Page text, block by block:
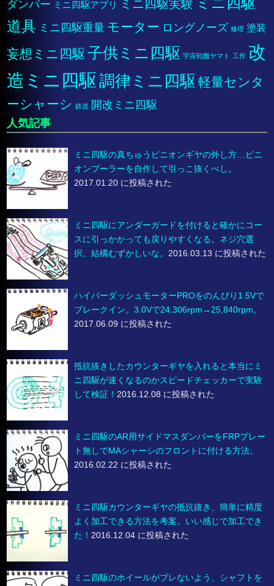
ダンパー ミニ四駆アプリ ミニ四駆実験
道具 ミニ四駆重量 モーター ロングノーズ 修理 塗装
妄想ミニ四駆 子供ミニ四駆 宇宙戦艦ヤマト 工作 改
造ミニ四駆調律ミニ四駆 軽量センタ
ーシャーシ
鉄道 開改ミニ四駆
人気記事
ミニ四駆の真ちゅうピニオンギヤの外し方…ピニ
オンプーラーを自作して引っこ抜くべし。
2017.01.20 に投稿された
ミニ四駆にアンダーガードを付けると確かにコー
スに引っかかっても戻りやすくなる。ネジ穴選
択、結構むずかしいな。 2016.03.13 に投稿された
ハイパーダッシュモーターPROをのんびり1.5Vで
ブレークイン。3.0Vで24,306rpm→25,840rpm。
2017.06.09 に投稿された
抵抗抜きしたカウンターギヤを入れると本当にミ
ニ四駆が速くなるのかスピードチェッカーで実験
して検証！ 2016.12.08 に投稿された
ミニ四駆のAR用サイドマスダンパーをFRPプレー
ト無しでMAシャーシのフロントに付ける方法。
2016.02.22 に投稿された
ミニ四駆カウンターギヤの抵抗抜き、簡単に精度
よく加工できる方法を考案。いい感じで加工でき
た！ 2016.12.04 に投稿された
ミニ四駆のホイールがブレないよう、シャフトを